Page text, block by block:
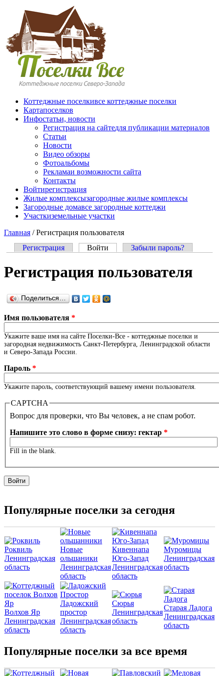
Перейти к основному содержанию
Коттеджные поселкивсе коттеджные поселки
Картапоселков
Инфостатьи, новости
Регистрация на сайтедля публикации материалов
Статьи
Новости
Видео обзоры
Фотоальбомы
Рекламаи возможности сайта
Контакты
Войтирегистрация
Жилые комплексызагородные жилые комплексы
Загородные домавсе загородные коттеджи
Участкиземельные участки
Главная /Регистрация пользователя
Регистрация Войти (активная вкладка)
Забыли пароль?
Регистрация пользователя
Поделиться…
Имя пользователя *
Укажите ваше имя на сайте Поселки-Все - коттеджные поселки и
загородная недвижимость Санкт-Петербурга, Ленинградской области
и Северо-Запада России.
Пароль *
Укажите пароль, соответствующий вашему имени пользователя.
CAPTCHA
Вопрос для проверки, что Вы человек, а не спам робот.
Напишите это слово в форме снизу: гектар *
Fill in the blank.
Популярные поселки за сегодня
Роквиль
Ленинградская
область
Новые
ольшаники
Ленинградская
область
Кивеннапа
Юго-Запад
Ленинградская
область
Муромицы
Ленинградская
область
Волхов Яр
Ленинградская
область
Ладожский
простор
Ленинградская
область
Сюрья
Ленинградская
область
Старая Ладога
Ленинградская
область
Популярные поселки за все время